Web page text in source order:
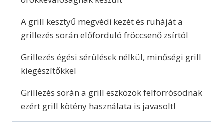
A grill kesztyű megvédi kezét és ruháját a
grillezés során előforduló fröccsenő zsírtól
Grillezés égési sérülések nélkül, minőségi grill
kiegészítőkkel
Grillezés során a grill eszközök felforrósodnak
ezért grill kötény használata is javasolt!